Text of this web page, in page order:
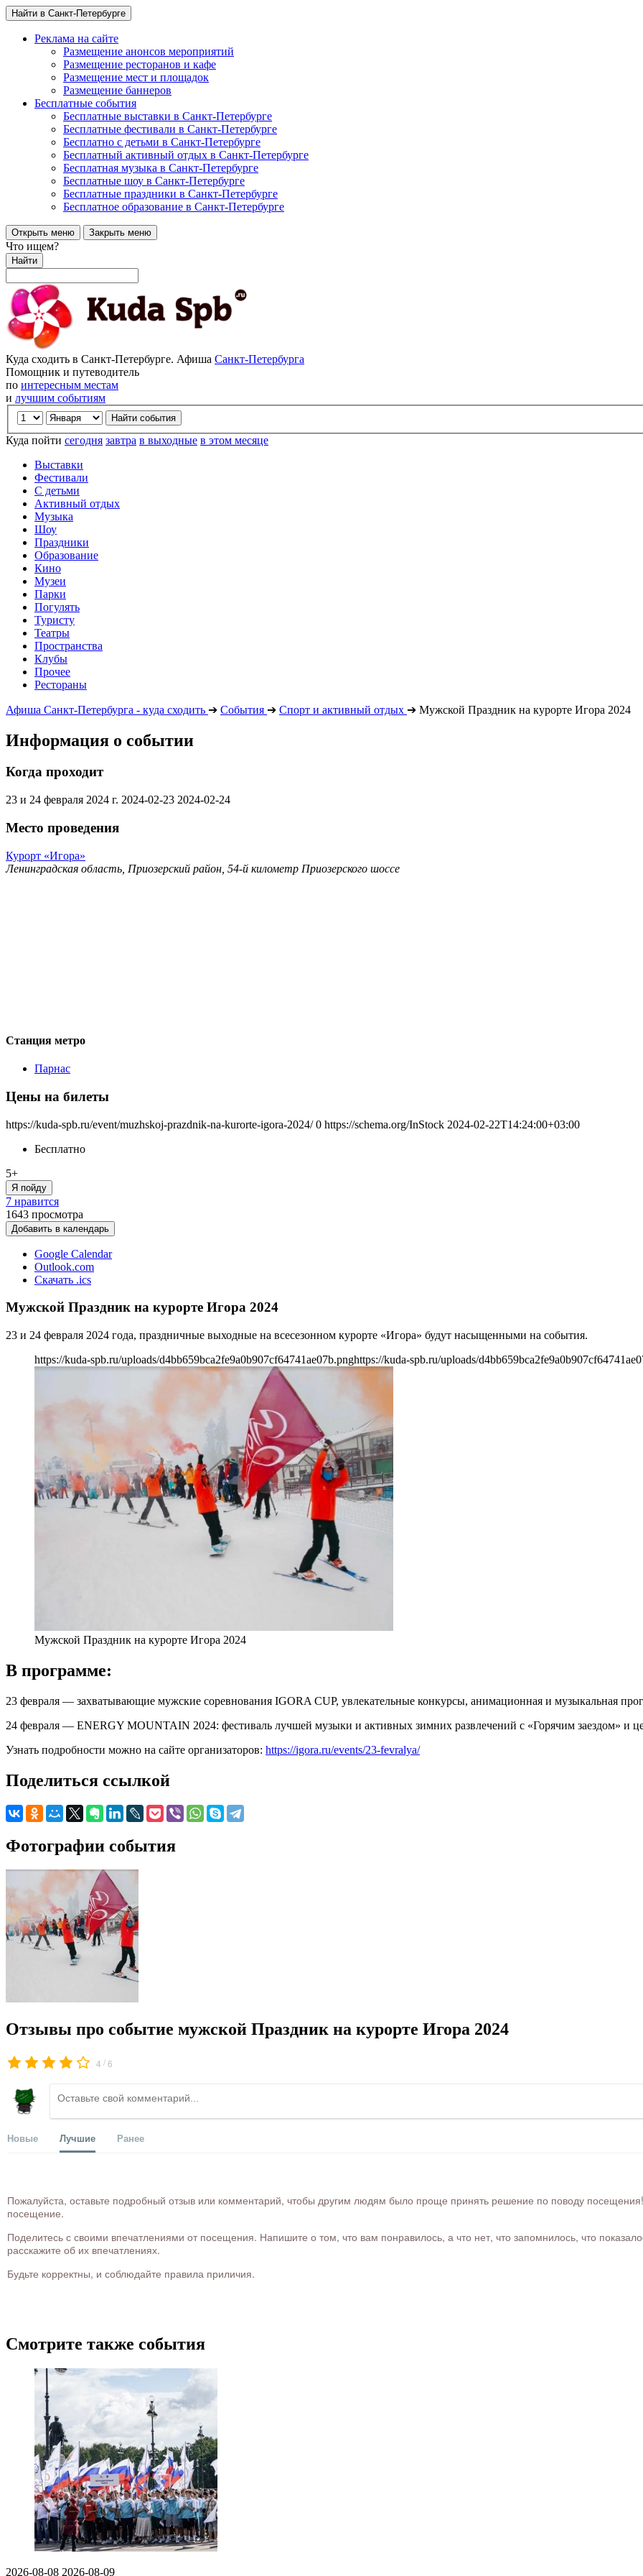
Найти в Санкт-Петербурге
Реклама на сайте
Размещение анонсов мероприятий
Размещение ресторанов и кафе
Размещение мест и площадок
Размещение баннеров
Бесплатные события
Бесплатные выставки в Санкт-Петербурге
Бесплатные фестивали в Санкт-Петербурге
Бесплатно с детьми в Санкт-Петербурге
Бесплатный активный отдых в Санкт-Петербурге
Бесплатная музыка в Санкт-Петербурге
Бесплатные шоу в Санкт-Петербурге
Бесплатные праздники в Санкт-Петербурге
Бесплатное образование в Санкт-Петербурге
Открыть меню Закрыть меню
Что ищем?
Найти
Куда сходить в Санкт-Петербурге. Афиша Санкт-Петербурга
Помощник и путеводитель
по интересным местам
и лучшим событиям
Куда пойти сегодня завтра в выходные в этом месяце
Выставки
Фестивали
С детьми
Активный отдых
Музыка
Шоу
Праздники
Образование
Кино
Музеи
Парки
Погулять
Туристу
Театры
Пространства
Клубы
Прочее
Рестораны
Афиша Санкт-Петербурга - куда сходить ➔ События ➔ Спорт и активный отдых ➔ Мужской Праздник на курорте Игора 2024
Информация о событии
Когда проходит
23 и 24 февраля 2024 г. 2024-02-23 2024-02-24
Место проведения
Курорт «Игора»
Ленинградская область, Приозерский район, 54-й километр Приозерского шоссе
Станция метро
Парнас
Цены на билеты
https://kuda-spb.ru/event/muzhskoj-prazdnik-na-kurorte-igora-2024/ 0 https://schema.org/InStock 2024-02-22T14:24:00+03:00
Бесплатно
5+
Я пойду
7 нравится
1643 просмотра
Добавить в календарь
Google Calendar
Outlook.com
Скачать .ics
Мужской Праздник на курорте Игора 2024
23 и 24 февраля 2024 года, праздничные выходные на всесезонном курорте «Игора»‎ будут насыщенными на события.
https://kuda-spb.ru/uploads/d4bb659bca2fe9a0b907cf64741ae07b.pnghttps://kuda-spb.ru/uploads/
Мужской Праздник на курорте Игора 2024
В программе:
23 февраля — захватывающие мужские соревнования IGORA CUP, увлекательные конкурсы, анимационная и музыкальная
24 февраля — ENERGY MOUNTAIN 2024: фестиваль лучшей музыки и активных зимних развлечений с «Горячим заездом» и
Узнать подробности можно на сайте организаторов: https://igora.ru/events/23-fevralya/
Поделиться ссылкой
Фотографии события
Отзывы про событие мужской Праздник на курорте Игора 2024
4 /6
Новые Лучшие Ранее
Пожалуйста, оставьте подробный отзыв или комментарий, чтобы другим людям было проще принять решение по поводу посещения!
посещение.
Поделитесь с своими впечатлениями от посещения. Напишите о том, что вам понравилось, а что нет, что запомнилось, что
расскажите об их впечатлениях.
Будьте корректны, и соблюдайте правила приличия.
Смотрите также события
2026-08-08 2026-08-09